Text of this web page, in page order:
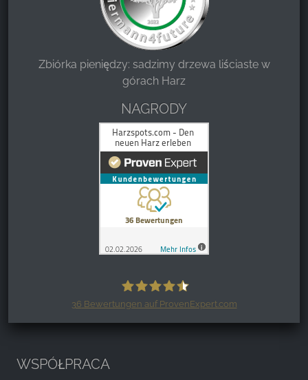
Zbiórka pieniędzy: sadzimy drzewa liściaste w
górach Harz
NAGRODY
36 Bewertungen auf ProvenExpert.com
WSPÓŁPRACA